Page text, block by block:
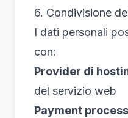
6. Condivisione
I dati personali
con:
Provider di
del servizio web
Payment